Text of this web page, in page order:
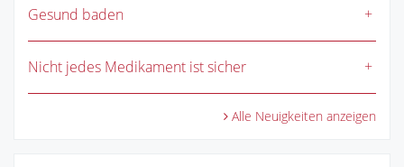
Gesund baden
Nicht jedes Medikament ist sicher
Alle Neuigkeiten anzeigen